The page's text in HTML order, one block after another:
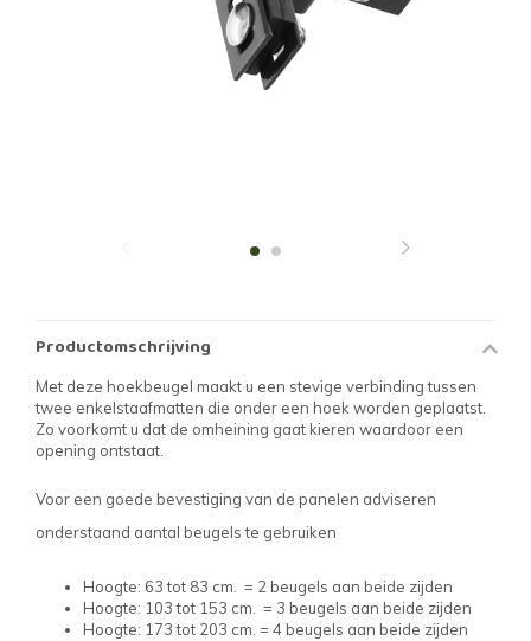
Productomschrijving
Met deze hoekbeugel maakt u een stevige verbinding tussen
twee enkelstaafmatten die onder een hoek worden geplaatst.
Zo voorkomt u dat de omheining gaat kieren waardoor een
opening ontstaat.
Voor een goede bevestiging van de panelen adviseren
onderstaand aantal beugels te gebruiken
Hoogte: 63 tot 83 cm. = 2 beugels aan beide zijden
Hoogte: 103 tot 153 cm. = 3 beugels aan beide zijden
Hoogte: 173 tot 203 cm. = 4 beugels aan beide zijden